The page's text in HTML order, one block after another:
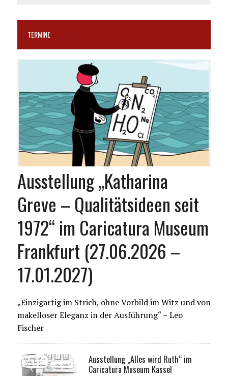
TERMINE
Ausstellung „Katharina
Greve – Qualitätsideen seit
1972“ im Caricatura Museum
Frankfurt (27.06.2026 –
17.01.2027)
„Einzigartig im Strich, ohne Vorbild im Witz und von
makelloser Eleganz in der Ausführung“ – Leo
Fischer
Ausstellung „Alles wird Ruth“ im
Caricatura Museum Kassel